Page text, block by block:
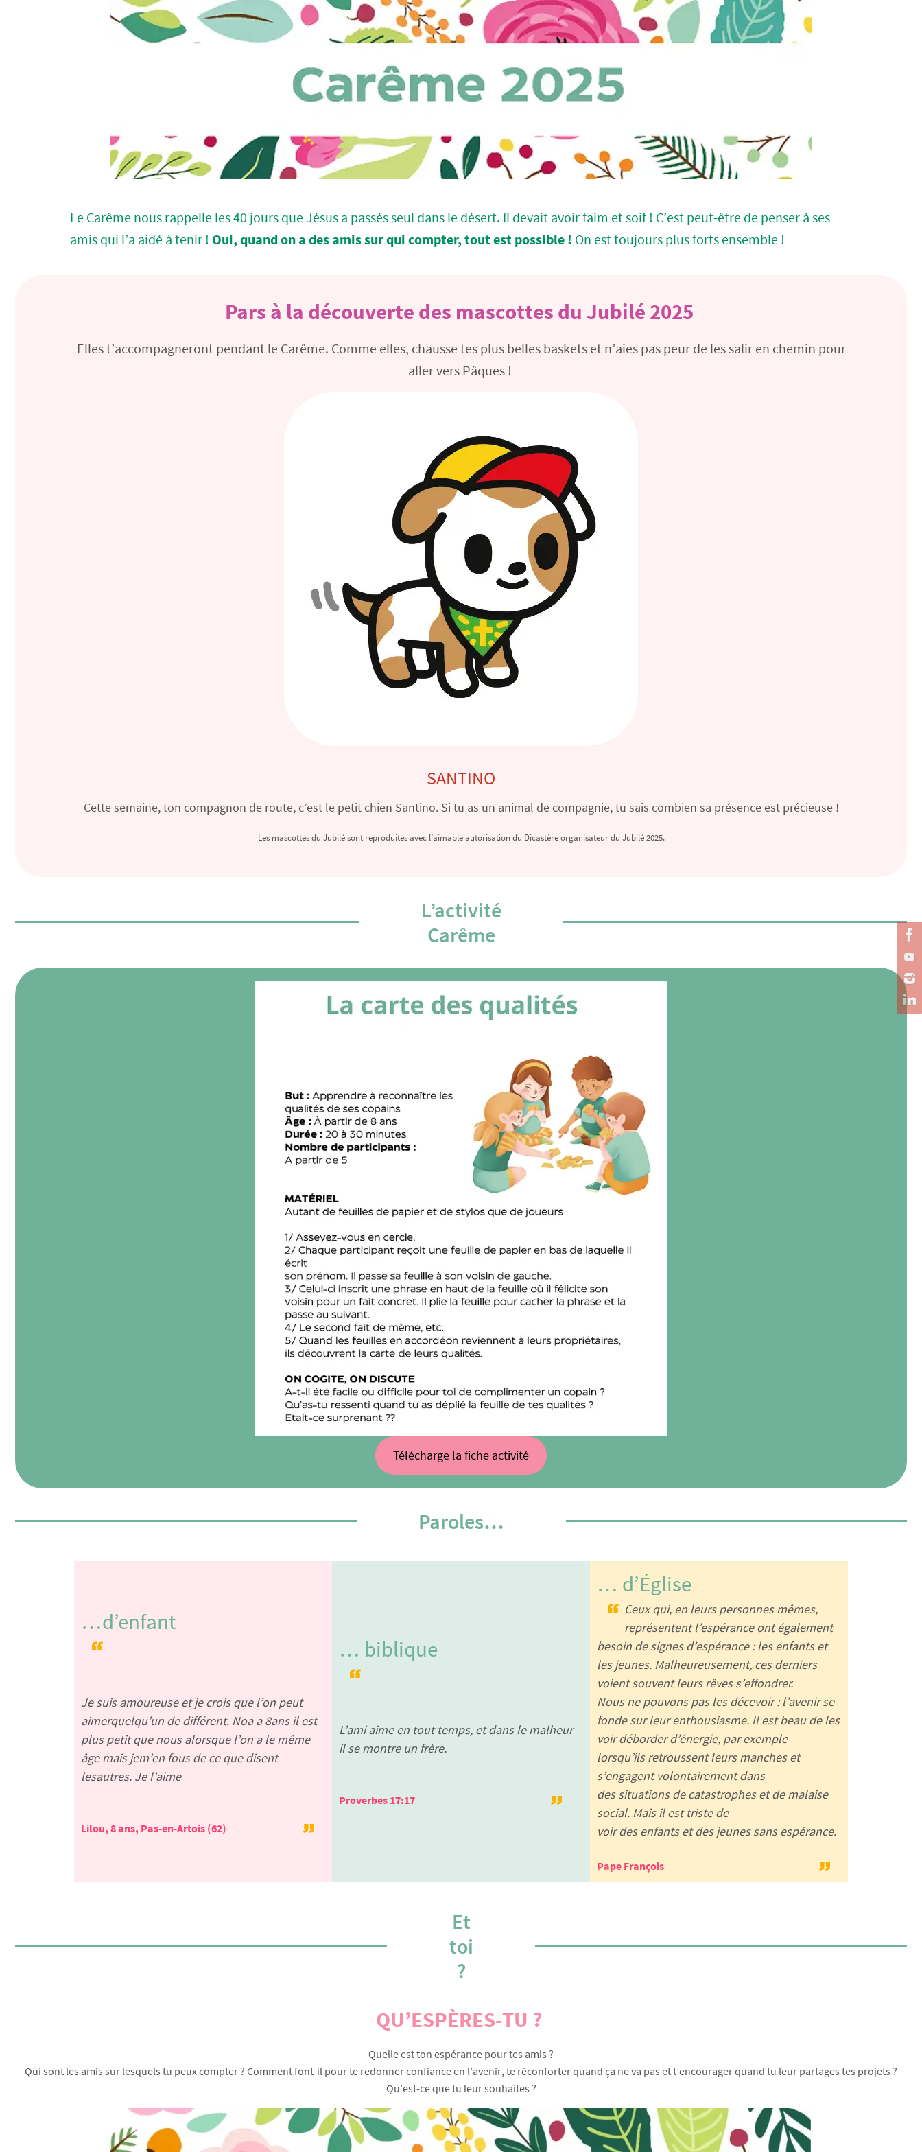
Le Carême nous rappelle les 40 jours que Jésus a passés seul dans le désert. Il devait avoir faim et soif ! C’est peut-être de penser à ses
amis qui l’a aidé à tenir ! Oui, quand on a des amis sur qui compter, tout est possible ! On est toujours plus forts ensemble !
Pars à la découverte des mascottes du Jubilé 2025
Elles t’accompagneront pendant le Carême. Comme elles, chausse tes plus belles baskets et n’aies pas peur de les salir en chemin pour
aller vers Pâques !
SANTINO
Cette semaine, ton compagnon de route, c’est le petit chien Santino. Si tu as un animal de compagnie, tu sais combien sa présence est précieuse !
Les mascottes du Jubilé sont reproduites avec l’aimable autorisation du Dicastère organisateur du Jubilé 2025.
L’activité
Carême
Télécharge la fiche activité
Paroles…
…d’enfant
Je suis amoureuse et je crois que l’on peut
aimerquelqu’un de différent. Noa a 8ans il est
plus petit que nous alorsque l’on a le même
âge mais jem’en fous de ce que disent
lesautres. Je l’aime
Lilou, 8 ans, Pas-en-Artois (62)
… biblique
L’ami aime en tout temps, et dans le malheur
il se montre un frère.
Proverbes 17:17
… d’Église
Ceux qui, en leurs personnes mêmes,
représentent l’espérance ont également
besoin de signes d’espérance : les enfants et
les jeunes. Malheureusement, ces derniers
voient souvent leurs rêves s’effondrer.
Nous ne pouvons pas les décevoir : l’avenir se
fonde sur leur enthousiasme. Il est beau de les
voir déborder d’énergie, par exemple
lorsqu’ils retroussent leurs manches et
s’engagent volontairement dans
des situations de catastrophes et de malaise
social. Mais il est triste de
voir des enfants et des jeunes sans espérance.
Pape François
Et
toi
?
QU’ESPÈRES-TU ?
Quelle est ton espérance pour tes amis ?
Qui sont les amis sur lesquels tu peux compter ? Comment font-il pour te redonner confiance en l’avenir, te réconforter quand ça ne va pas et t’encourager quand tu leur partages tes projets ?
Qu’est-ce que tu leur souhaites ?